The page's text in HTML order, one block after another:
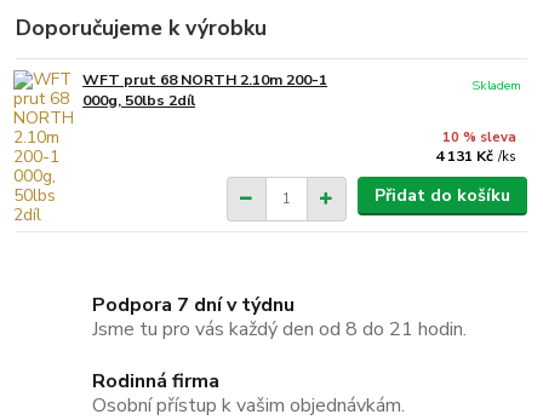
Doporučujeme k výrobku
WFT prut 68 NORTH 2.10m 200-1
000g, 50lbs 2díl
10 % sleva
4 131 Kč /ks
Skladem
Přidat do košíku
Podpora 7 dní v týdnu
Jsme tu pro vás každý den od 8 do 21 hodin.
Rodinná firma
Osobní přístup k vašim objednávkám.